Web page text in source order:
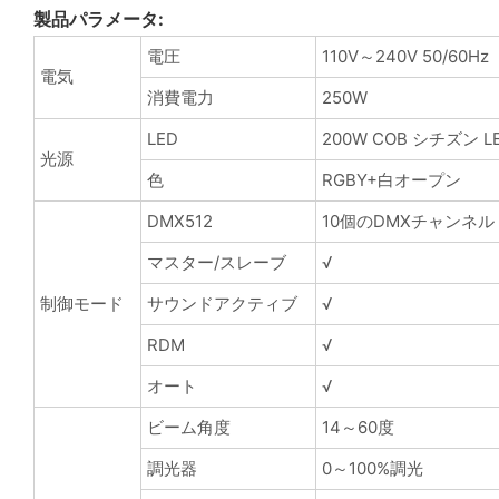
製品パラメータ:
電気
電圧
110V～240V 50/60Hz
消費電力
250W
光源
LED
200W COB シチズン
色
RGBY+白オープン
制御モード
DMX512
10個のDMXチャンネル
マスター/スレーブ
√
サウンドアクティブ
√
RDM
√
オート
√
ビーム角度
14～60度
調光器
0～100%調光